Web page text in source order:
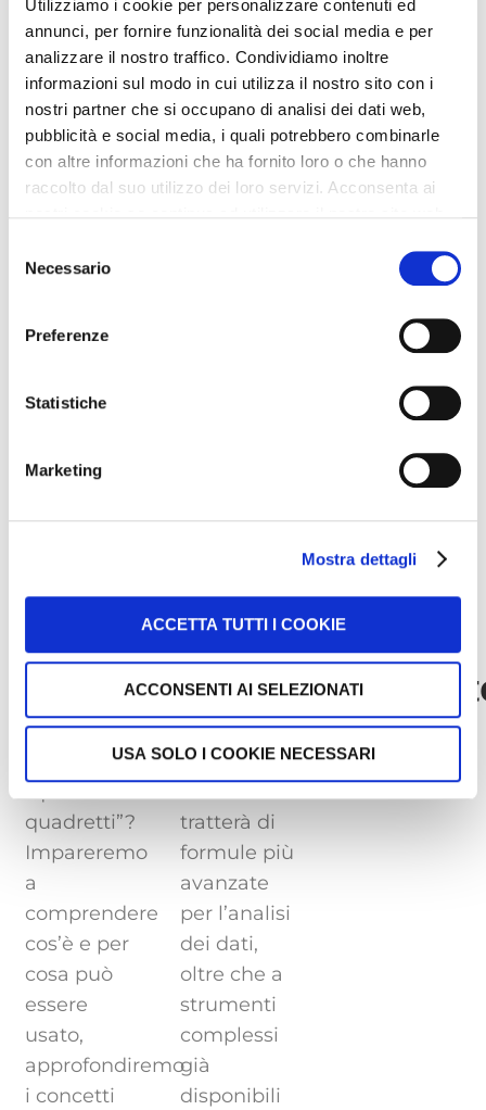
Utilizziamo i cookie per personalizzare contenuti ed
annunci, per fornire funzionalità dei social media e per
analizzare il nostro traffico. Condividiamo inoltre
informazioni sul modo in cui utilizza il nostro sito con i
nostri partner che si occupano di analisi dei dati web,
pubblicità e social media, i quali potrebbero combinarle
con altre informazioni che ha fornito loro o che hanno
raccolto dal suo utilizzo dei loro servizi. Acconsenta ai
delNecessario
Preferenze
Statistiche
Marketing
Mostra dettagli
ACCETTA TUTTI I COOKIE
ACCONSENTI AI SELEZIONATI
USA SOLO I COOKIE NECESSARI
e
Consulente
strategico
per la
gestione
delle
Officine e
Carrozzerie.
settore
lavoro in
Officina
Efficiente
dal 2018 e
mi occupo
dell'assistenza
clienti,
nell'ambito
dei
simulatori
di volo. Da
anni
collabora
a realizzare
automatizzati
progetti di
Efficiente.
CLICCA QUI e impara ad usare Excel
Corso
Base:
Pensi sia
quadretti”?
Impareremo
a
comprendere
cos’è e per
cosa può
essere
usato,
approfondiremo
i concetti
Corso
Intermedio:
Non solo
semplici
tratterà di
formule più
avanzate
per l’analisi
dei dati,
oltre che a
strumenti
complessi
già
disponibili
Corso
Presto
disponibile…